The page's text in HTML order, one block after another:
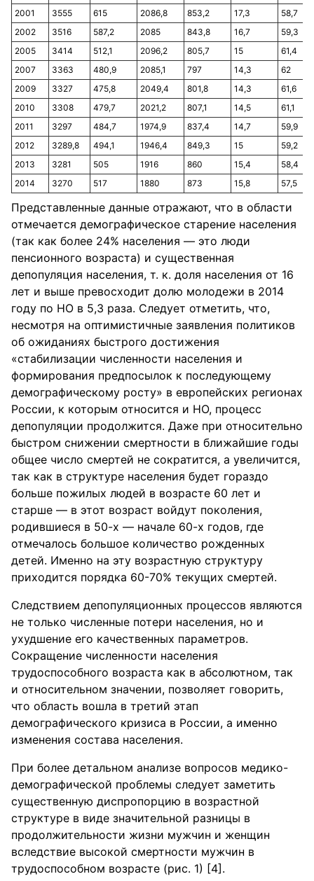
2001 3555 615 2086,8 853,2 17,3
58,7
2002
3516 587,2 2085 843,8 16,7
59,3
2005
3414 512,1 2096,2 805,7 15
61,4
2007
3363 480,9 2085,1 797 14,3
62
2009
3327 475,8 2049,4 801,8 14,3
61,6
2010
3308 479,7 2021,2 807,1 14,5
61,1
2011
3297 484,7 1974,9 837,4 14,7
59,9
2012
3289,8 494,1 1946,4 849,3 15
59,2
2013
3281 505 1916 860 15,4
58,4
2014
3270 517 1880 873 15,8 57,5
Представленные данные отражают, что в области
отмечается демографическое старение населения
(так как более 24% населения — это люди
пенсионного возраста) и существенная
депопуляция населения, т. к. доля населения от 16
лет и выше превосходит долю молодежи в 2014
году по НО в 5,3 раза. Следует отметить, что,
несмотря на оптимистичные заявления политиков
об ожиданиях быстрого достижения
«стабилизации численности населения и
формирования предпосылок к последующему
демографическому росту» в европейских регионах
России, к которым относится и НО, процесс
депопуляции продолжится. Даже при относительно
быстром снижении смертности в ближайшие годы
общее число смертей не сократится, а увеличится,
так как в структуре населения будет гораздо
больше пожилых людей в возрасте 60 лет и
старше — в этот возраст войдут поколения,
родившиеся в 50-х — начале 60-х годов, где
отмечалось большое количество рожденных
детей. Именно на эту возрастную структуру
приходится порядка 60-70% текущих смертей.
Следствием депопуляционных процессов являются
не только численные потери населения, но и
ухудшение его качественных параметров.
Сокращение численности населения
трудоспособного возраста как в абсолютном, так
и относительном значении, позволяет говорить,
что область вошла в третий этап
демографического кризиса в России, а именно
изменения состава населения.
При более детальном анализе вопросов медико-
демографической проблемы следует заметить
существенную диспропорцию в возрастной
структуре в виде значительной разницы в
продолжительности жизни мужчин и женщин
вследствие высокой смертности мужчин в
трудоспособном возрасте (рис. 1) [4].